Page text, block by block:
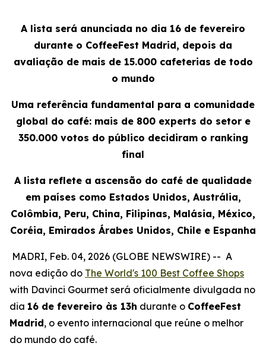
A lista será anunciada no dia 16 de fevereiro
durante o CoffeeFest Madrid, depois da
avaliação de mais de 15.000 cafeterias de todo
o mundo
Uma referência fundamental para a comunidade
global do café: mais de 800 experts do setor e
350.000 votos do público decidiram o ranking
final
A lista reflete a ascensão do café de qualidade
em países como Estados Unidos, Austrália,
Colômbia, Peru, China, Filipinas, Malásia, México,
Coréia, Emirados Árabes Unidos, Chile e Espanha
MADRI, Feb. 04, 2026 (GLOBE NEWSWIRE) -- A
nova edição do The World's 100 Best Coffee Shops
with Davinci Gourmet será oficialmente divulgada no
dia 16 de fevereiro às 13h durante o CoffeeFest
Madrid, o evento internacional que reúne o melhor
do mundo do café.